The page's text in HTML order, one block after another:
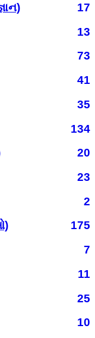
17
13
73
41
35
134
20
23
2
175
7
11
25
10